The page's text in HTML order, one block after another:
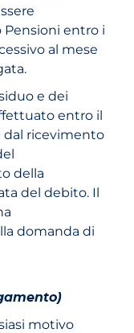
entro i
al mese
e dei
entro il
ricevimento
della
del debito. Il
domanda di
motivo